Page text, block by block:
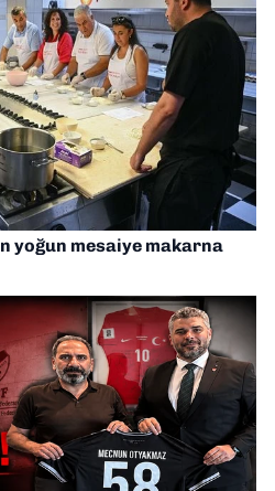
yoğun mesaiye makarna